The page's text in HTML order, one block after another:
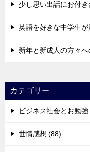
少し思い出話にお付
英語を好きな中学生
新年と新成人の方々へ
カテゴリー
ビジネス社会とお勉強
世情感想 (88)